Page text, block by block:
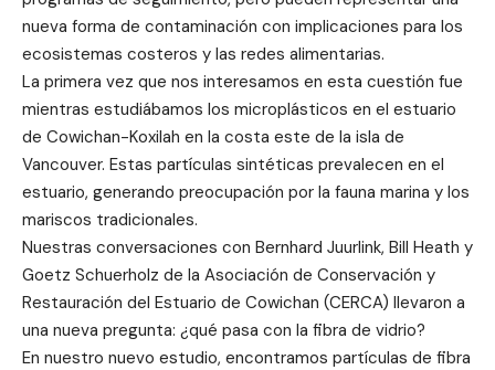
nueva forma de contaminación con implicaciones para los
ecosistemas costeros y las redes alimentarias.
La primera vez que nos interesamos en esta cuestión fue
mientras estudiábamos los microplásticos en el estuario
de Cowichan-Koxilah en la costa este de la isla de
Vancouver. Estas partículas sintéticas prevalecen en el
estuario, generando preocupación por la fauna marina y los
mariscos tradicionales.
Nuestras conversaciones con Bernhard Juurlink, Bill Heath y
Goetz Schuerholz de la Asociación de Conservación y
Restauración del Estuario de Cowichan (CERCA) llevaron a
una nueva pregunta: ¿qué pasa con la fibra de vidrio?
En nuestro nuevo estudio, encontramos partículas de fibra